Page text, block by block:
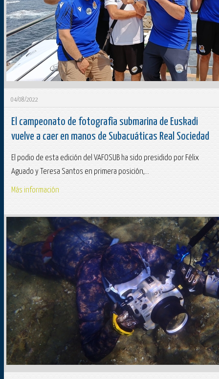
04/08/2022
El campeonato de fotografía submarina de Euskadi
vuelve a caer en manos de Subacuáticas Real Sociedad
El podio de esta edición del VAFOSUB ha sido presidido por Félix
Aguado y Teresa Santos en primera posición,...
Más información